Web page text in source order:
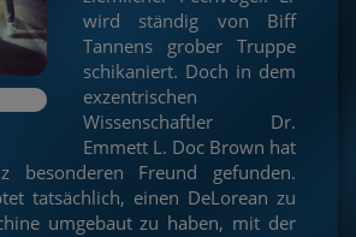
wird ständig von Biff
Tannens grober Truppe
schikaniert. Doch in dem
exzentrischen
Wissenschaftler Dr.
Emmett L. Doc Brown hat
besonderen Freund gefunden.
tatsächlich, einen DeLorean zu
umgebaut zu haben, mit der